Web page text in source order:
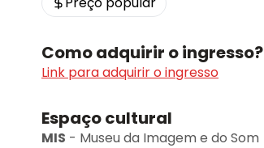
Como adquirir o ingresso?
Link para adquirir o ingresso
Espaço cultural
MIS - Museu da Imagem e do Som